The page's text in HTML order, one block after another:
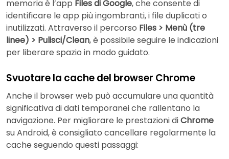
memoria è l’app Files di Google, che consente di
identificare le app più ingombranti, i file duplicati o
inutilizzati. Attraverso il percorso Files > Menù (tre
linee) > Pulisci/Clean, è possibile seguire le indicazioni
per liberare spazio in modo guidato.
Svuotare la cache del browser Chrome
Anche il browser web può accumulare una quantità
significativa di dati temporanei che rallentano la
navigazione. Per migliorare le prestazioni diChrome
su Android, è consigliato cancellare regolarmente la
cache seguendo questi passaggi: